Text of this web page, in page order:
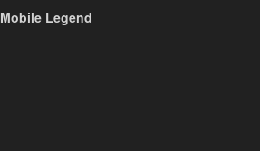
Mobile Legend